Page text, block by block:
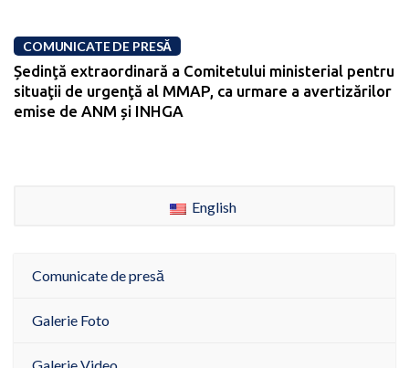
COMUNICATE DE PRESĂ
Ședinţă extraordinară a Comitetului ministerial pentru
situaţii de urgenţă al MMAP, ca urmare a avertizărilor
emise de ANM și INHGA
English
Comunicate de presă
Galerie Foto